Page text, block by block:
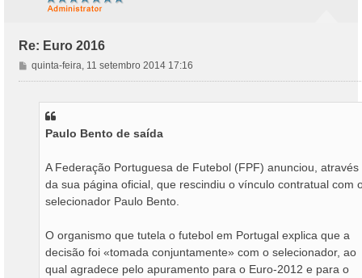
Re: Euro 2016
M
e
quinta-feira, 11 setembro 2014 17:16
Paulo Bento de saída
A Federação Portuguesa de Futebol (FPF) anunciou, através
da sua página oficial, que rescindiu o vínculo contratual com
selecionador Paulo Bento.
O organismo que tutela o futebol em Portugal explica que a
decisão foi «tomada conjuntamente» com o selecionador, ao
qual agradece pelo apuramento para o Euro-2012 e para o